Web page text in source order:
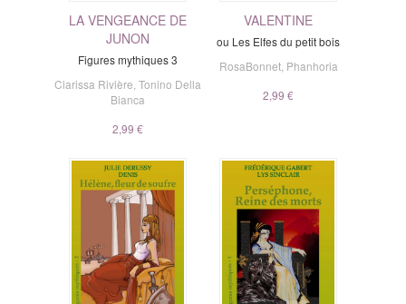
LA VENGEANCE DE
JUNON
Figures mythiques 3
Clarissa Rivière,Tonino Della
Bianca
2,99 €
VALENTINE
ou Les Elfes du petit bois
RosaBonnet, Phanhoria
2,99 €